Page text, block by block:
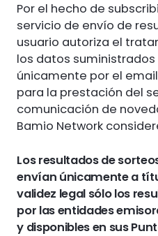
Por el hecho de
servicio de envío de
usuario autoriza el
los datos
únicamente por el
para la prestación del
comunicación de
Bamio Network
Los resultados de
envían únicamente a
validez legal sólo los
por las entidades
y disponibles en sus